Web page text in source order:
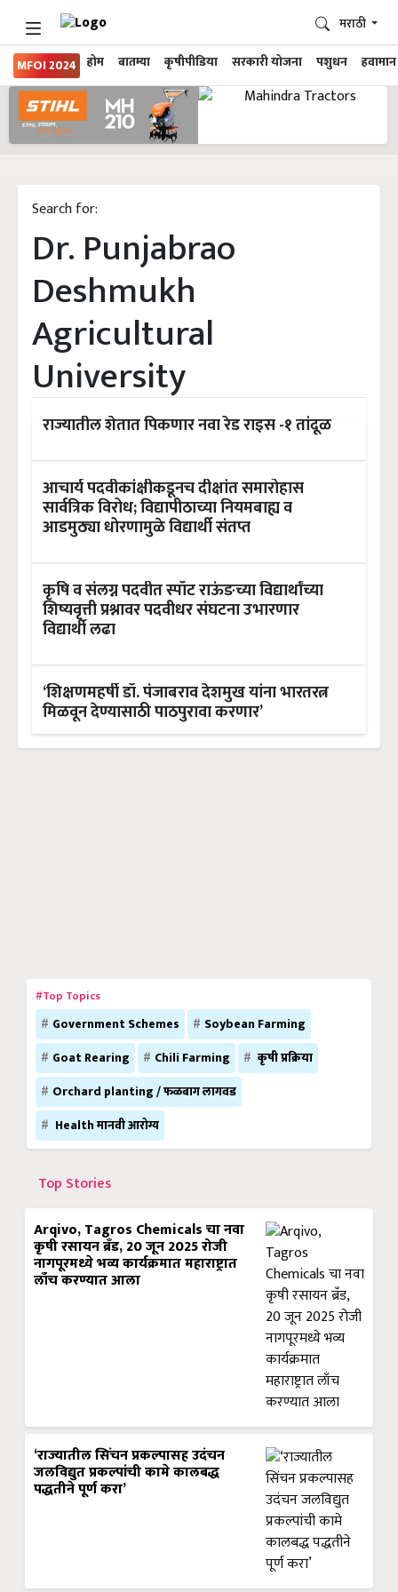
MFOI 2024 होम बातम्या कृषीपीडिया सरकारी योजना पशुधन हवामान
मराठी
Search for:
Dr. Punjabrao
Deshmukh
Agricultural
University
राज्यातील शेतात पिकणार नवा रेड राइस -१ तांदूळ
आचार्य पदवीकांक्षीकडूनच दीक्षांत समारोहास
सार्वत्रिक विरोध; विद्यापीठाच्या नियमबाह्य व
आडमुठ्या धोरणामुळे विद्यार्थी संतप्त
कृषि व संलग्न पदवीत स्पॉट राऊंङच्या विद्यार्थांच्या
शिष्यवृत्ती प्रश्नावर पदवीधर संघटना उभारणार
विद्यार्थी लढा
‘शिक्षणमहर्षी डॉ. पंजाबराव देशमुख यांना भारतरत्न
मिळवून देण्यासाठी पाठपुरावा करणार’
#Top Topics
Government Schemes
Soybean Farming
Goat Rearing
Chili Farming
कृषी प्रक्रिया
Orchard planting / फळबाग लागवड
Health मानवी आरोग्य
Top Stories
Arqivo, Tagros Chemicals चा नवा
कृषी रसायन ब्रँड, 20 जून 2025 रोजी
नागपूरमध्ये भव्य कार्यक्रमात महाराष्ट्रात
लाँच करण्यात आला
‘राज्यातील सिंचन प्रकल्पासह उदंचन
जलविद्युत प्रकल्पांची कामे कालबद्ध
पद्धतीने पूर्ण करा’